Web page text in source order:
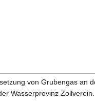
von Grubengas an
Wasserprovinz Zollverein.